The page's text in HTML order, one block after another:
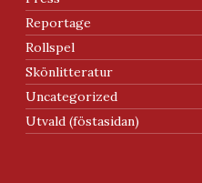
Reportage
Rollspel
Skönlitteratur
Uncategorized
Utvald (föstasidan)